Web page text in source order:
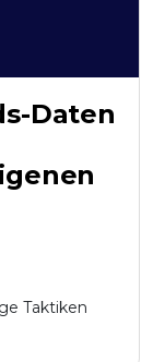
Daten
Taktiken